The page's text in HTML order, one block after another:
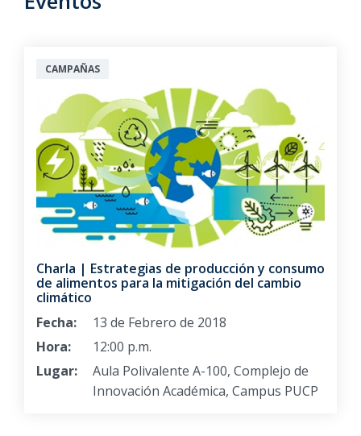
CAMPAÑAS
Charla | Estrategias de producción y consumo
de alimentos para la mitigación del cambio
climático
Fecha:
13 de Febrero de 2018
Hora:
12:00 p.m.
Lugar:
Aula Polivalente A-100, Complejo de
Innovación Académica, Campus PUCP